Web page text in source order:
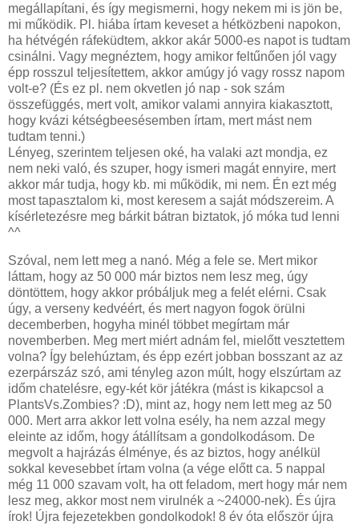
megállapítani, és így megismerni, hogy nekem mi is jön be,
mi működik. Pl. hiába írtam keveset a hétközbeni napokon,
ha hétvégén ráfeküdtem, akkor akár 5000-es napot is tudtam
csinálni. Vagy megnéztem, hogy amikor feltűnően jól vagy
épp rosszul teljesítettem, akkor amúgy jó vagy rossz napom
volt-e? (És ez pl. nem okvetlen jó nap - sok szám
összefüggés, mert volt, amikor valami annyira kiakasztott,
hogy kvázi kétségbeesésemben írtam, mert mást nem
tudtam tenni.)
Lényeg, szerintem teljesen oké, ha valaki azt mondja, ez
nem neki való, és szuper, hogy ismeri magát ennyire, mert
akkor már tudja, hogy kb. mi működik, mi nem. Én ezt még
most tapasztalom ki, most keresem a saját módszereim. A
kísérletezésre meg bárkit bátran biztatok, jó móka tud lenni
^^
Szóval, nem lett meg a nanó. Még a fele se. Mert mikor
láttam, hogy az 50 000 már biztos nem lesz meg, úgy
döntöttem, hogy akkor próbáljuk meg a felét elérni. Csak
úgy, a verseny kedvéért, és mert nagyon fogok örülni
decemberben, hogyha minél többet megírtam már
novemberben. Meg mert miért adnám fel, mielőtt vesztettem
volna? Így belehúztam, és épp ezért jobban bosszant az az
ezerpárszáz szó, ami tényleg azon múlt, hogy elszúrtam az
időm chatelésre, egy-két kör játékra (mást is kikapcsol a
PlantsVs.Zombies? :D), mint az, hogy nem lett meg az 50
000. Mert arra akkor lett volna esély, ha nem azzal megy
eleinte az időm, hogy átállítsam a gondolkodásom. De
megvolt a hajrázás élménye, és az biztos, hogy anélkül
sokkal kevesebbet írtam volna (a vége előtt ca. 5 nappal
még 11 000 szavam volt, ha ott feladom, mert hogy már nem
lesz meg, akkor most nem virulnék a ~24000-nek). És újra
írok! Újra fejezetekben gondolkodok! 8 év óta először újra